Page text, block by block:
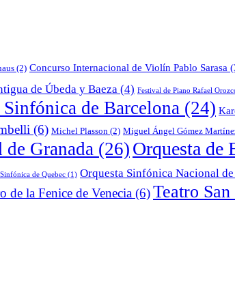
(2) Concurso Internacional de Violín Pablo Sarasa
de Úbeda y Baeza (4) Festival de Piano Rafael
de Barcelona (24)
(6) Michel Plasson (2) Miguel Ángel Gómez
de Granada (26) Orquesta de
de Quebec (1) Orquesta Sinfónica Nacional
de la Fenice de Venecia (6)Teatro